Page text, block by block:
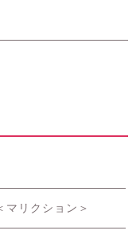
リクション＞